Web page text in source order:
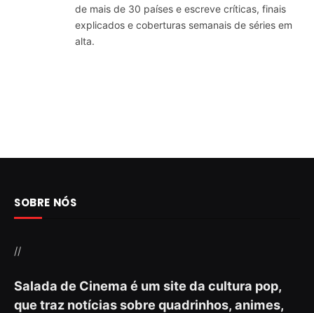
de mais de 30 países e escreve críticas, finais
explicados e coberturas semanais de séries em
alta.
SOBRE NÓS
//
Salada de Cinema é um site da cultura pop,
que traz notícias sobre quadrinhos, animes,